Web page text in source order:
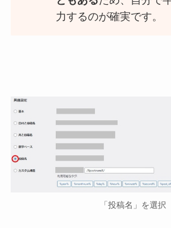
力するのが確実です。
「投稿名」を選択